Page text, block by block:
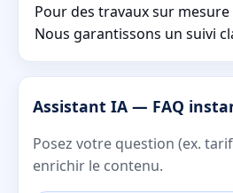
Pour des travaux sur
Nous garantissons un suivi
Assistant IA — FAQ
Posez votre question (ex.
enrichir le contenu.